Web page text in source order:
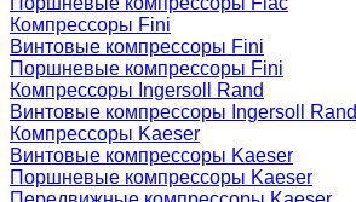
Компрессоры Fini
Винтовые компрессоры Fini
Поршневые компрессоры Fini
Компрессоры Ingersoll Rand
Винтовые компрессоры Ingersoll Rand
Компрессоры Kaeser
Винтовые компрессоры Kaeser
Поршневые компрессоры Kaeser